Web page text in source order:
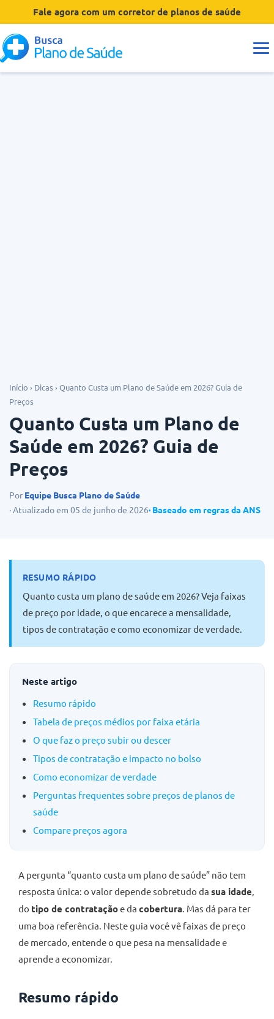
Fale agora com um corretor de planos de saúde
Início › Dicas›Quanto Custa um Plano de Saúde em 2026? Guia de
Preços
Quanto Custa um Plano de
Saúde em 2026? Guia de
Preços
Por Equipe Busca Plano de Saúde
· Atualizado em 05 de junho de 2026· Baseado em regras da ANS
RESUMO RÁPIDO
Quanto custa um plano de saúde em 2026? Veja faixas
de preço por idade, o que encarece a mensalidade,
tipos de contratação e como economizar de verdade.
Neste artigo
Resumo rápido
Tabela de preços médios por faixa etária
O que faz o preço subir ou descer
Tipos de contratação e impacto no bolso
Como economizar de verdade
Perguntas frequentes sobre preços de planos de
saúde
Compare preços agora
A pergunta “quanto custa um plano de saúde” não tem
resposta única: o valor depende sobretudo da sua idade,
do tipo de contrataçãoe da cobertura. Mas dá para ter
uma boa referência. Neste guia você vê faixas de preço
de mercado, entende o que pesa na mensalidade e
aprende a economizar.
Resumo rápido